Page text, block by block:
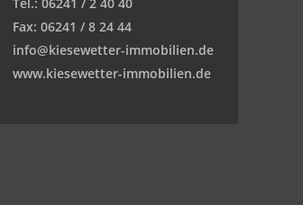
Fax: 06241 / 8 24 44
info@kiesewetter-immobilien.de
www.kiesewetter-immobilien.de